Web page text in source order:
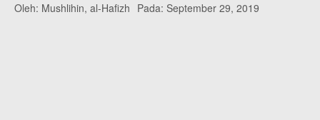
Oleh: Mushlihin, al-Hafizh Pada: September 29, 2019